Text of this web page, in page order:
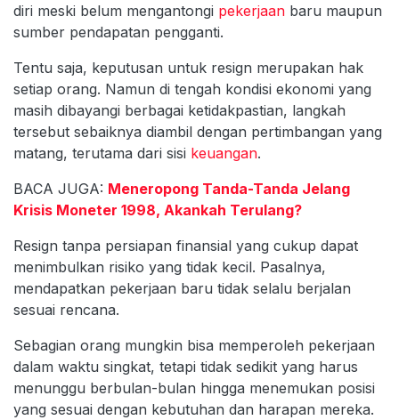
diri meski belum mengantongi pekerjaan baru maupun
sumber pendapatan pengganti.
Tentu saja, keputusan untuk resign merupakan hak
setiap orang. Namun di tengah kondisi ekonomi yang
masih dibayangi berbagai ketidakpastian, langkah
tersebut sebaiknya diambil dengan pertimbangan yang
matang, terutama dari sisi keuangan.
BACA JUGA: Meneropong Tanda-Tanda Jelang
Krisis Moneter 1998, Akankah Terulang?
Resign tanpa persiapan finansial yang cukup dapat
menimbulkan risiko yang tidak kecil. Pasalnya,
mendapatkan pekerjaan baru tidak selalu berjalan
sesuai rencana.
Sebagian orang mungkin bisa memperoleh pekerjaan
dalam waktu singkat, tetapi tidak sedikit yang harus
menunggu berbulan-bulan hingga menemukan posisi
yang sesuai dengan kebutuhan dan harapan mereka.